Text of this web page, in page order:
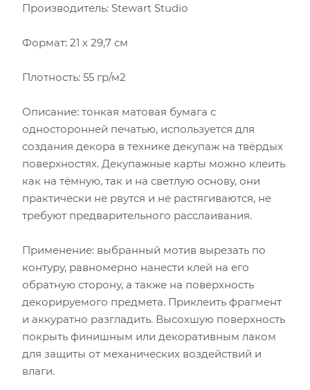
Производитель: Stewart Studio
Формат: 21 х 29,7 см
Плотность: 55 гр/м2
Описание: тонкая матовая бумага с
односторонней печатью, используется для
создания декора в технике декупаж на твёрдых
поверхностях. Декупажные карты можно клеить
как на тёмную, так и на светлую основу, они
практически не рвутся и не растягиваются, не
требуют предварительного расслаивания.
Применение: выбранный мотив вырезать по
контуру, равномерно нанести клей на его
обратную сторону, а также на поверхность
декорируемого предмета. Приклеить фрагмент
и аккуратно разгладить. Высохшую поверхность
покрыть финишным или декоративным лаком
для защиты от механических воздействий и
влаги.